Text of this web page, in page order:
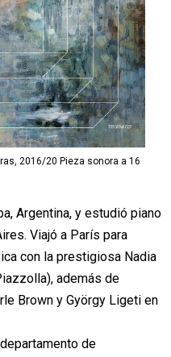
2016/20 Pieza sonora a 16
Argentina, y estudió piano
Viajó a París para
con la prestigiosa Nadia
además de
Brown y György Ligeti en
de